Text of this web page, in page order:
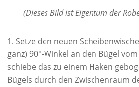
(Dieses Bild ist Eigentum der
Setze den neuen
ganz) 90°-Winkel an den Bügel
schiebe das zu einem Haken
Bügels durch den Zwischenraum